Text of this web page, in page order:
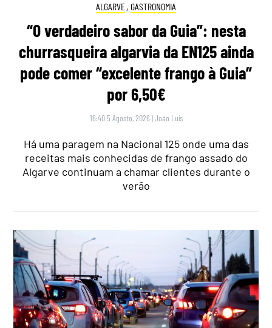
ALGARVE, GASTRONOMIA
“O verdadeiro sabor da Guia”: nesta
churrasqueira algarvia da EN125 ainda
pode comer “excelente frango à Guia”
por 6,50€
16:40 5 Agosto, 2026 |João Luís
Há uma paragem na Nacional 125 onde uma das
receitas mais conhecidas de frango assado do
Algarve continuam a chamar clientes durante o
verão